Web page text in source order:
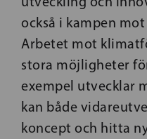
också i kampen
Arbetet mot
stora möjligheter
exempel utvecklar
kan både
koncept och hitta